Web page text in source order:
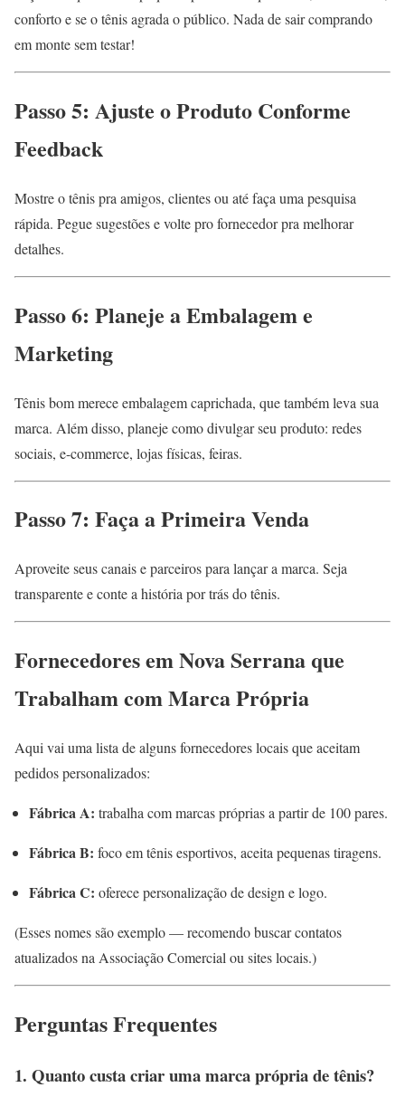
conforto e se o tênis agrada o público. Nada de sair comprando
em monte sem testar!
Passo 5: Ajuste o Produto Conforme
Feedback
Mostre o tênis pra amigos, clientes ou até faça uma pesquisa
rápida. Pegue sugestões e volte pro fornecedor pra melhorar
detalhes.
Passo 6: Planeje a Embalagem e
Marketing
Tênis bom merece embalagem caprichada, que também leva sua
marca. Além disso, planeje como divulgar seu produto: redes
sociais, e-commerce, lojas físicas, feiras.
Passo 7: Faça a Primeira Venda
Aproveite seus canais e parceiros para lançar a marca. Seja
transparente e conte a história por trás do tênis.
Fornecedores em Nova Serrana que
Trabalham com Marca Própria
Aqui vai uma lista de alguns fornecedores locais que aceitam
pedidos personalizados:
Fábrica A: trabalha com marcas próprias a partir de 100 pares.
Fábrica B: foco em tênis esportivos, aceita pequenas tiragens.
Fábrica C: oferece personalização de design e logo.
(Esses nomes são exemplo — recomendo buscar contatos
atualizados na Associação Comercial ou sites locais.)
Perguntas Frequentes
1. Quanto custa criar uma marca própria de tênis?